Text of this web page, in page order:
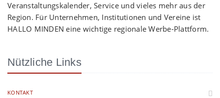
Veranstaltungskalender, Service und vieles mehr aus der
Region. Für Unternehmen, Institutionen und Vereine ist
HALLO MINDEN eine wichtige regionale Werbe-Plattform.
Nützliche Links
KONTAKT